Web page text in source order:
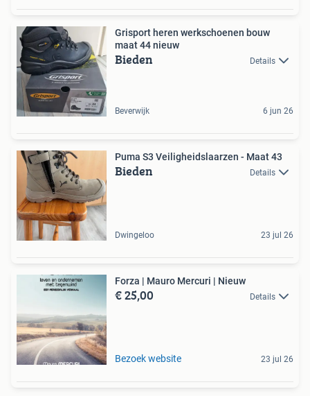
Grisport heren werkschoenen bouw
maat 44 nieuw
Bieden Details
Beverwijk 6 jun 26
Puma S3 Veiligheidslaarzen - Maat 43
Bieden Details
Dwingeloo 23 jul 26
Forza | Mauro Mercuri | Nieuw
€ 25,00 Details
Bezoek website 23 jul 26